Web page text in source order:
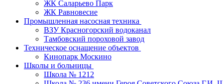
ЖК Саларьево Парк
ЖК Равновесие
Промышленная насосная техника
ВЗУ Красногорский водоканал
Тамбовский пороховой завод
Техническое оснащение объектов
Кинопарк Москино
Школы и больницы
Школа № 1212